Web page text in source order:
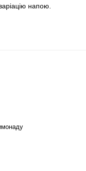
напою.